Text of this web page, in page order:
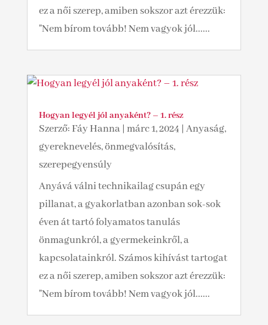
ez a női szerep, amiben sokszor azt érezzük:
"Nem bírom tovább! Nem vagyok jól......
Hogyan legyél jól anyaként? – 1. rész
Szerző:Fáy Hanna| márc 1, 2024 Anyaság,
gyereknevelés, önmegvalósítás,
szerepegyensúly
Anyává válni technikailag csupán egy
pillanat, a gyakorlatban azonban sok-sok
éven át tartó folyamatos tanulás
önmagunkról, a gyermekeinkről, a
kapcsolatainkról. Számos kihívást tartogat
ez a női szerep, amiben sokszor azt érezzük:
"Nem bírom tovább! Nem vagyok jól......